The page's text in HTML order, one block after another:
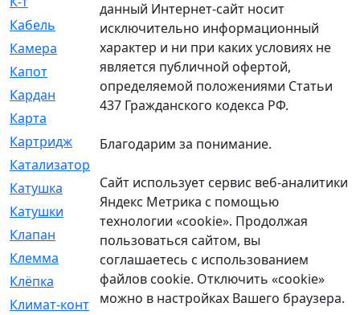
Кабель
[50]
Камера
[4]
Капот
[144]
Кардан
[131]
Карта
[2]
Картридж
[250]
Катализатор
Катушка
[2]
Катушки
[291]
Клапан
[375]
Клемма
[5]
Клёпка
[2]
Климат-контроль
[3]
данный Интернет-сайт носит
исключительно информационный
характер и ни при каких условиях не
является публичной офертой,
определяемой положениями Статьи
437 Гражданского кодекса РФ.
Благодарим за понимание.
Сайт использует сервис веб-аналитики
Яндекс Метрика с помощью
технологии «cookie». Продолжая
пользоваться сайтом, вы
соглашаетесь с использованием
файлов cookie. Отключить «cookie»
можно в настройках Вашего браузера.